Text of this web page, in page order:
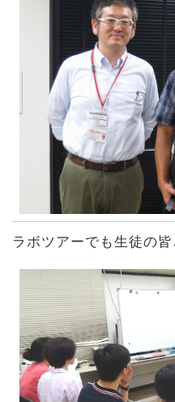
ラボツアーでも生徒の